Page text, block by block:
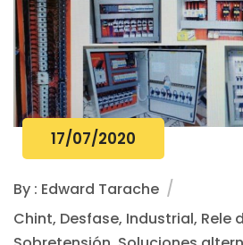
17/07/2020
By : Edward Tarache
Chint, Desfase, Industrial, Rele